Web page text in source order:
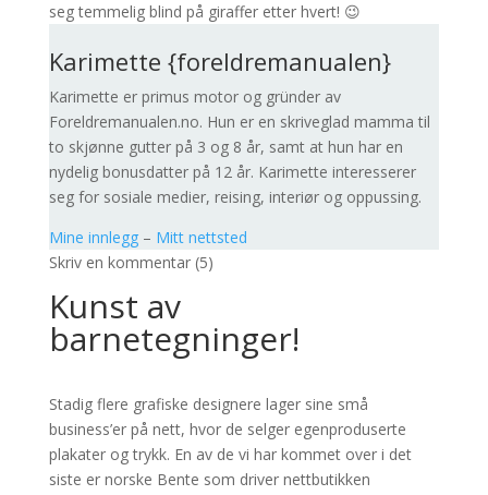
seg temmelig blind på giraffer etter hvert! 😉
Karimette {foreldremanualen}
Karimette er primus motor og gründer av
Foreldremanualen.no. Hun er en skriveglad mamma til
to skjønne gutter på 3 og 8 år, samt at hun har en
nydelig bonusdatter på 12 år. Karimette interesserer
seg for sosiale medier, reising, interiør og oppussing.
Mine innlegg– Mitt nettsted
Skriv en kommentar (5)
Kunst av
barnetegninger!
Stadig flere grafiske designere lager sine små
business’er på nett, hvor de selger egenproduserte
plakater og trykk. En av de vi har kommet over i det
siste er norske Bente som driver nettbutikken